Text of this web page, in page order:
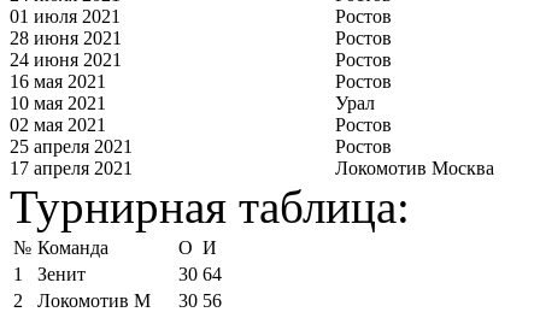
01 июля 2021
Ростов
28 июня 2021
Ростов
24 июня 2021
Ростов
16 мая 2021
Ростов
10 мая 2021
Урал
02 мая 2021
Ростов
25 апреля 2021
Ростов
17 апреля 2021
Локомотив Москва
Турнирная таблица:
№ Команда О И
1
Зенит 30 64
2
Локомотив М 30 56